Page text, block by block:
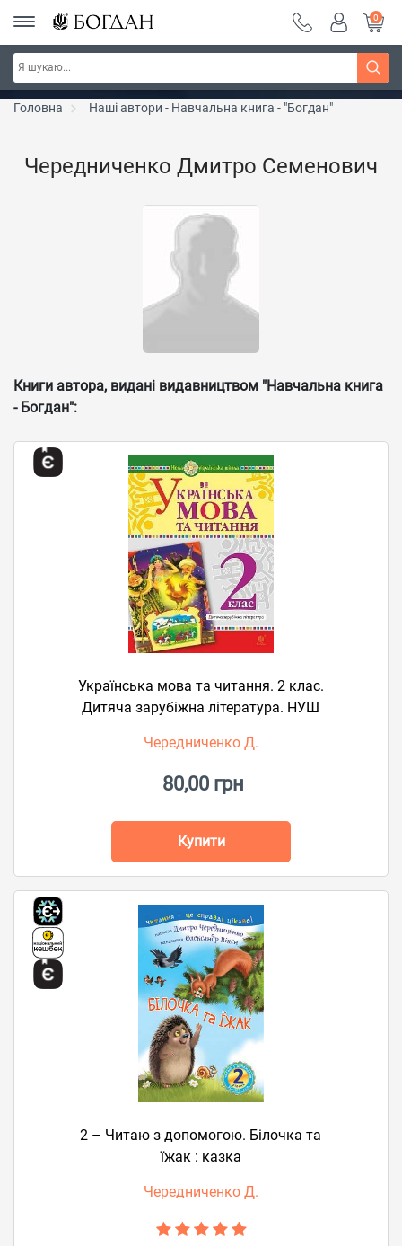
РОЗПРОДАЖ ~ 150 грн ~ 200 грн ~ 250 грн ~
300 грн ~ РОЗПРОДАЖ
Дізнатись більше
0
Головна Наші автори - Навчальна книга - "Богдан"
Чередниченко Дмитро Семенович
Книги автора, видані видавництвом "Навчальна книга
- Богдан":
Українська мова та читання. 2 клас.
Дитяча зарубіжна література. НУШ
Чередниченко Д.
80,00 грн
Купити
2 – Читаю з допомогою. Білочка та
їжак : казка
Чередниченко Д.